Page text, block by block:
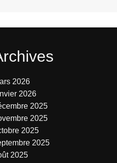
2026
2026
2025
2025
2025
2025
2025